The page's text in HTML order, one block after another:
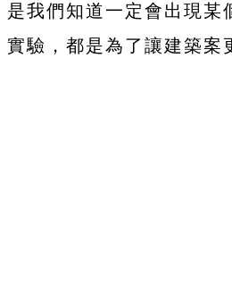
是我們知道一定會出現某
實驗，都是為了讓建築案